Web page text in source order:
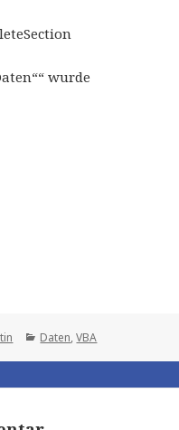
wurde
Categories
Daten,VBA